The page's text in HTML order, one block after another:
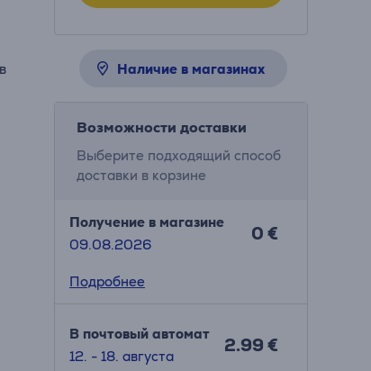
Наличие в магазинах
Возможности доставки
Выберите подходящий способ
доставки в корзине
Получение в магазине
09.08.2026
0 €
Подробнее
В почтовый автомат
12. - 18. августа
2.99 €